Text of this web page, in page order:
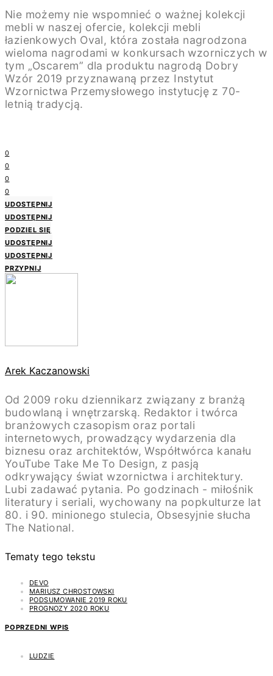
Nie możemy nie wspomnieć o ważnej kolekcji
mebli w naszej ofercie, kolekcji mebli
łazienkowych Oval, która została nagrodzona
wieloma nagrodami w konkursach wzorniczych w
tym „Oscarem” dla produktu nagrodą Dobry
Wzór 2019 przyznawaną przez Instytut
Wzornictwa Przemysłowego instytucję z 70-
letnią tradycją.
0
0
0
0
UDOSTĘPNIJ
UDOSTĘPNIJ
PODZIEL SIĘ
UDOSTĘPNIJ
UDOSTĘPNIJ
PRZYPNIJ
Arek Kaczanowski
Od 2009 roku dziennikarz związany z branżą
budowlaną i wnętrzarską. Redaktor i twórca
branżowych czasopism oraz portali
internetowych, prowadzący wydarzenia dla
biznesu oraz architektów, Współtwórca kanału
YouTube Take Me To Design, z pasją
odkrywający świat wzornictwa i architektury.
Lubi zadawać pytania. Po godzinach - miłośnik
literatury i seriali, wychowany na popkulturze lat
80. i 90. minionego stulecia, Obsesyjnie słucha
The National.
Tematy tego tekstu
DEVO
MARIUSZ CHROSTOWSKI
PODSUMOWANIE 2019 ROKU
PROGNOZY 2020 ROKU
POPRZEDNI WPIS
LUDZIE